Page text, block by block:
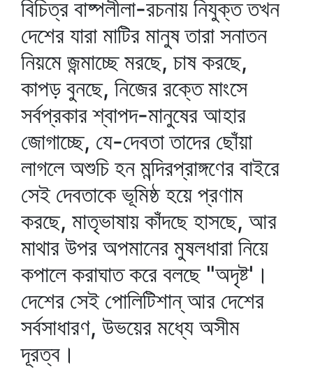
বিচিত্র বাষ্পলীলা-রচনায় নিযুক্ত তখন
দেশের যারা মাটির মানুষ তারা সনাতন
নিয়মে জন্মাচ্ছে মরছে, চাষ করছে,
কাপড় বুনছে, নিজের রক্তে মাংসে
সর্বপ্রকার শ্বাপদ-মানুষের আহার
জোগাচ্ছে, যে-দেবতা তাদের ছোঁয়া
লাগলে অশুচি হন মন্দিরপ্রাঙ্গণের বাইরে
সেই দেবতাকে ভূমিষ্ঠ হয়ে প্রণাম
করছে, মাতৃভাষায় কাঁদছে হাসছে, আর
মাথার উপর অপমানের মুষলধারা নিয়ে
কপালে করাঘাত করে বলছে "অদৃষ্ট'।
দেশের সেই পোলিটিশান্‌ আর দেশের
সর্বসাধারণ, উভয়ের মধ্যে অসীম
দূরত্ব।